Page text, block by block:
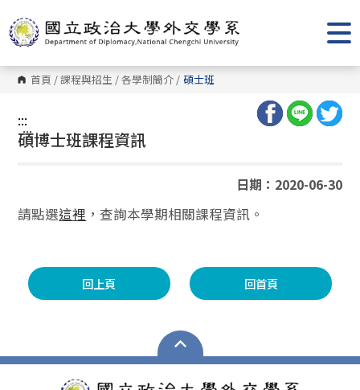
到
主
要
內
容
區 首頁 /課程與招生 /各學制簡介 / 碩士班
:::
:::
碩博士班課程資訊
日期：2020-06-30
請點選這裡 ，查詢本學期相關課程資訊。
回上頁 回首頁